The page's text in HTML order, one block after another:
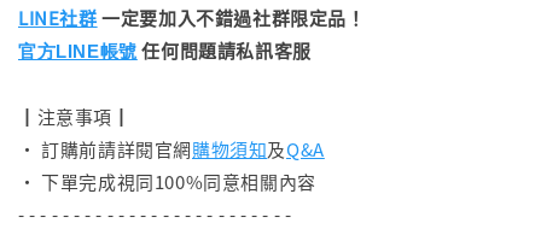
LINE社群一定要加入不錯過社群限定品！
官方LINE帳號 任何問題請私訊客服
┃注意事項┃
• 訂購前請詳閱官網購物須知及Q&A
• 下單完成視同100%同意相關內容
- - - - - - - - - - - - - - - - - - - - - - - - -